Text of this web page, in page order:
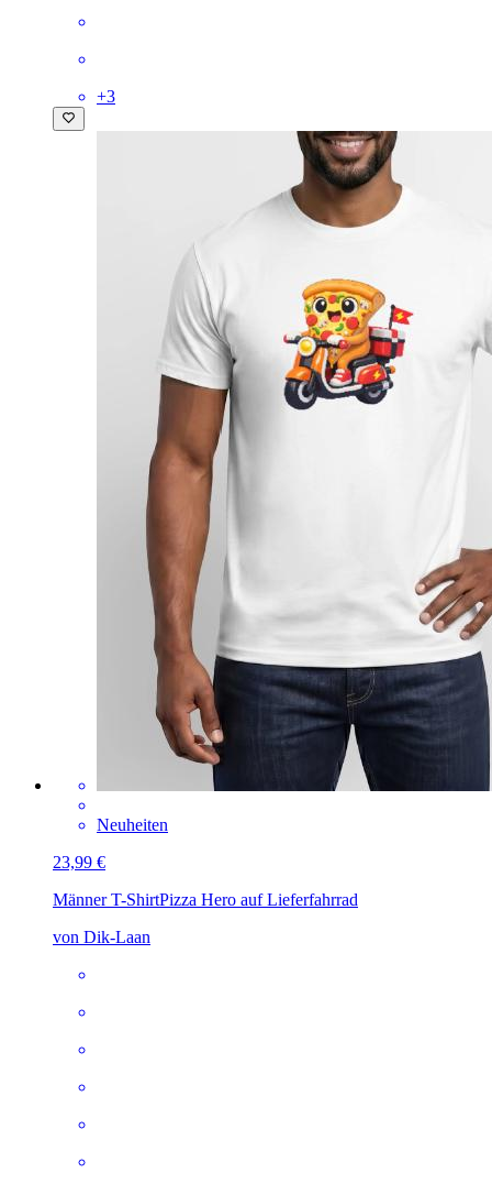
+3
Neuheiten
23,99 €
Männer T-ShirtPizza Hero auf Lieferfahrrad
von Dik-Laan